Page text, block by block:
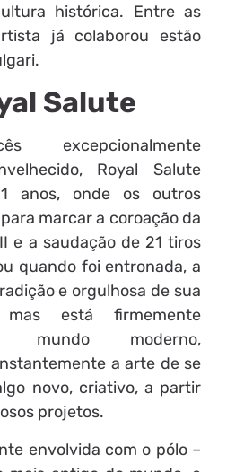
histórica. Entre as
já colaborou estão
Salute
excepcionalmente
Royal Salute
anos, onde os outros
marcar a coroação da
e a saudação de 21 tiros
quando foi entronada, a
e orgulhosa de sua
está firmemente
mundo moderno,
a arte de se
novo, criativo, a partir
projetos.
envolvida com o pólo –